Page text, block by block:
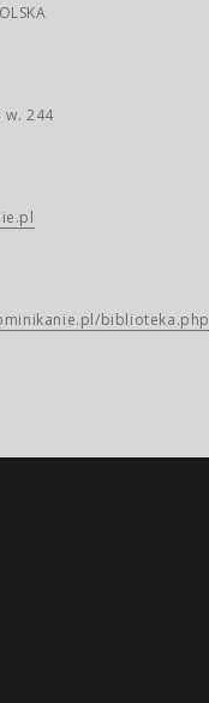
w. 244
biblioteka.php